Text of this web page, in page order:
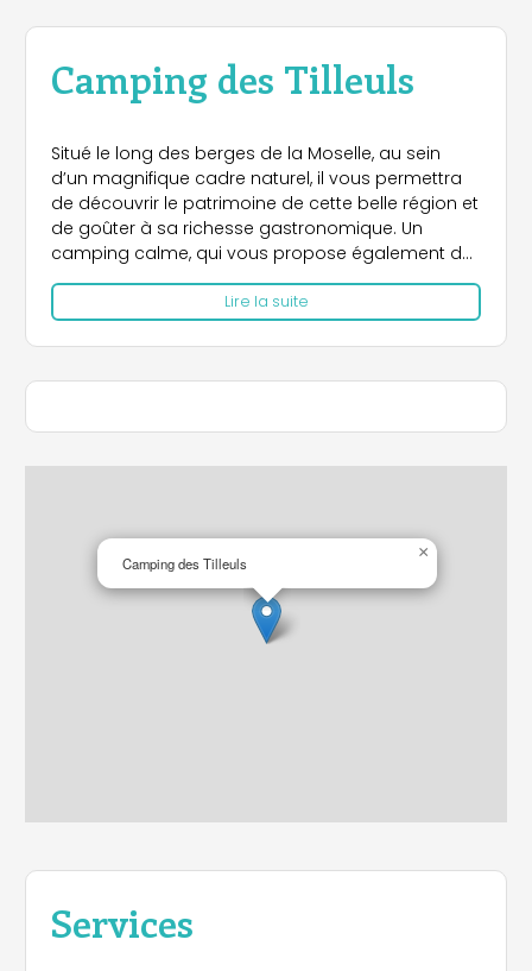
Camping des Tilleuls
Situé le long des berges de la Moselle, au sein
d’un magnifique cadre naturel, il vous permettra
de découvrir le patrimoine de cette belle région et
de goûter à sa richesse gastronomique. Un
camping calme, qui vous propose également de
nombreux services : station de vidange pour
camping-cars, commerces et restaurants à
proximité, possibilité de commander du pain le
matin. Avec 52 places situées sur un terrain semi
ombragé par des tilleuls, le camping vous ouvre
Lire la suite
Camping des Tilleuls
×
Services